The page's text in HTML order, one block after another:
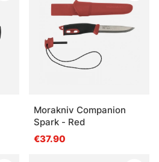
Morakniv Companion
Spark - Red
€37.90